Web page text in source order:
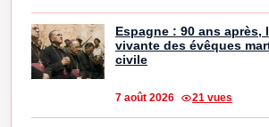
Espagne : 90 ans après,
vivante des évêques
civile
7 août 2026 21 vues